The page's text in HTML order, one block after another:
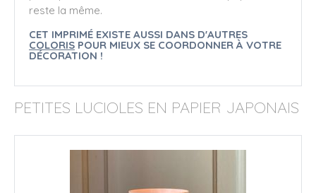
reste la même.
CET IMPRIMÉ EXISTE AUSSI DANS D'AUTRES
COLORIS POUR MIEUX SE COORDONNER À VOTRE
DÉCORATION !
PETITES LUCIOLES EN PAPIER JAPONAIS